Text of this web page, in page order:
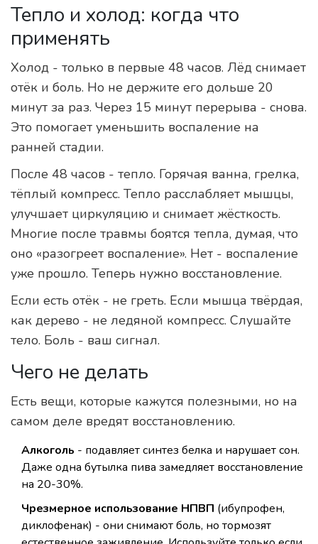
Тепло и холод: когда что
применять
Холод - только в первые 48 часов. Лёд снимает
отёк и боль. Но не держите его дольше 20
минут за раз. Через 15 минут перерыва - снова.
Это помогает уменьшить воспаление на
ранней стадии.
После 48 часов - тепло. Горячая ванна, грелка,
тёплый компресс. Тепло расслабляет мышцы,
улучшает циркуляцию и снимает жёсткость.
Многие после травмы боятся тепла, думая, что
оно «разогреет воспаление». Нет - воспаление
уже прошло. Теперь нужно восстановление.
Если есть отёк - не греть. Если мышца твёрдая,
как дерево - не ледяной компресс. Слушайте
тело. Боль - ваш сигнал.
Чего не делать
Есть вещи, которые кажутся полезными, но на
самом деле вредят восстановлению.
Алкоголь - подавляет синтез белка и нарушает сон.
Даже одна бутылка пива замедляет восстановление
на 20-30%.
Чрезмерное использование НПВП (ибупрофен,
диклофенак) - они снимают боль, но тормозят